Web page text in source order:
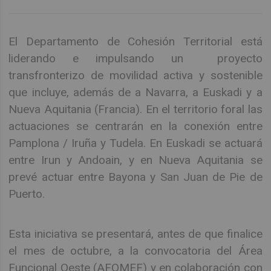
El Departamento de Cohesión Territorial está
liderando e impulsando un proyecto
transfronterizo de movilidad activa y sostenible
que incluye, además de a Navarra, a Euskadi y a
Nueva Aquitania (Francia). En el territorio foral las
actuaciones se centrarán en la conexión entre
Pamplona / Iruña y Tudela. En Euskadi se actuará
entre Irun y Andoain, y en Nueva Aquitania se
prevé actuar entre Bayona y San Juan de Pie de
Puerto.
Esta iniciativa se presentará, antes de que finalice
el mes de octubre, a la convocatoria del Área
Funcional Oeste (AFOMEF) y en colaboración con